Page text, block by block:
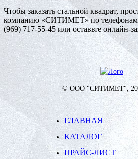
Чтобы заказать стальной квадрат,
компанию «СИТИМЕТ» по телефонам
(969) 717-55-45 или оставьте онлайн-
© ООО "СИТИМЕТ",
ГЛАВНАЯ
КАТАЛОГ
ПРАЙС-ЛИСТ